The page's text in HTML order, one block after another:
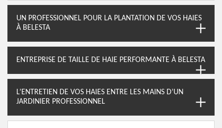
UN PROFESSIONNEL POUR LA PLANTATION DE VOS HAIES
À BELESTA
ENTREPRISE DE TAILLE DE HAIE PERFORMANTE À BELESTA
L’ENTRETIEN DE VOS HAIES ENTRE LES MAINS D’UN
JARDINIER PROFESSIONNEL